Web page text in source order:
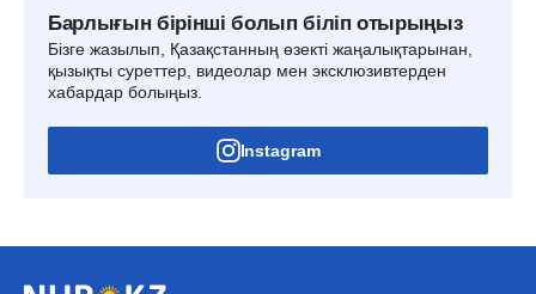
Барлығын бірінші болып біліп отырыңыз
Бізге жазылып, Қазақстанның өзекті жаңалықтарынан,
қызықты суреттер, видеолар мен эксклюзивтерден
хабардар болыңыз.
Instagram